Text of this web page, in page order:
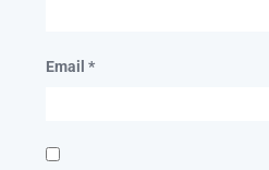
Email *